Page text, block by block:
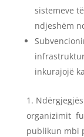
sistemeve
ndjeshëm
inkurajojë
organizimit
publikun mbi